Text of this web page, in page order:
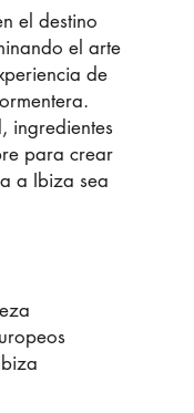
el destino
el arte
de
ingredientes
para crear
a Ibiza sea